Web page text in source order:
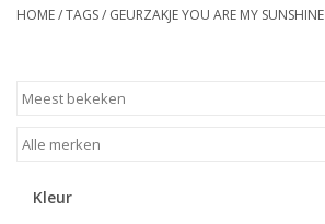
Tafelhaarden
Kaarsenhouders
LED Kaarsen
HOME/TAGS/ GEURZAKJE YOU ARE MY SUNSHINE
Kleur